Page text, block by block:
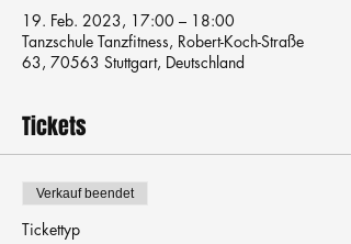
19. Feb. 2023, 17:00 – 18:00
Tanzschule Tanzfitness, Robert-Koch-Straße
63, 70563 Stuttgart, Deutschland
Tickets
Verkauf beendet
Tickettyp